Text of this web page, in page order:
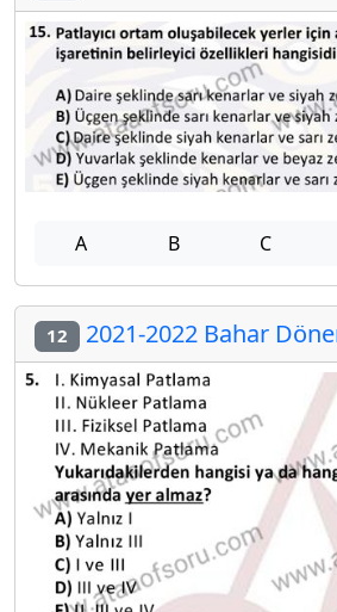
A B C
12 2021-2022 Bahar